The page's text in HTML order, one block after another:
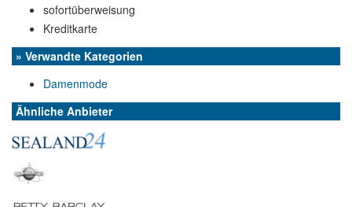
sofortüberweisung
Kreditkarte
» Verwandte Kategorien
Damenmode
Ähnliche Anbieter